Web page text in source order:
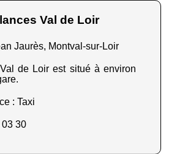
Val de Loir
Jaurès, Montval-sur-Loir
de Loir est situé à environ
: Taxi
03 30